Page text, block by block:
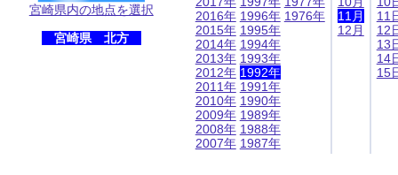
宮崎県内の地点を選択
宮崎県 北方
2016年
2015年
2014年
2013年
2012年
2011年
2010年
2009年
2008年
2007年
1996年
1995年
1994年
1993年
1992年
1991年
1990年
1989年
1988年
1987年
1976年
11月
12月
11
12
13
14
15